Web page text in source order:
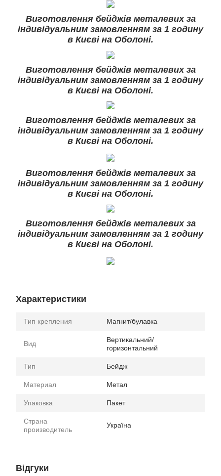
Виготовлення бейджів металевих за
індивідуальним замовленням за 1 годину
в Києві на Оболоні.
Виготовлення бейджів металевих за
індивідуальним замовленням за 1 годину
в Києві на Оболоні.
Виготовлення бейджів металевих за
індивідуальним замовленням за 1 годину
в Києві на Оболоні.
Виготовлення бейджів металевих за
індивідуальним замовленням за 1 годину
в Києві на Оболоні.
Виготовлення бейджів металевих за
індивідуальним замовленням за 1 годину
в Києві на Оболоні.
Характеристики
Тип крепления Магнит/булавка
Вид
Вертикальний/
горизонтальний
Тип Бейдж
Материал Метал
Упаковка Пакет
Страна
производитель
Україна
Відгуки